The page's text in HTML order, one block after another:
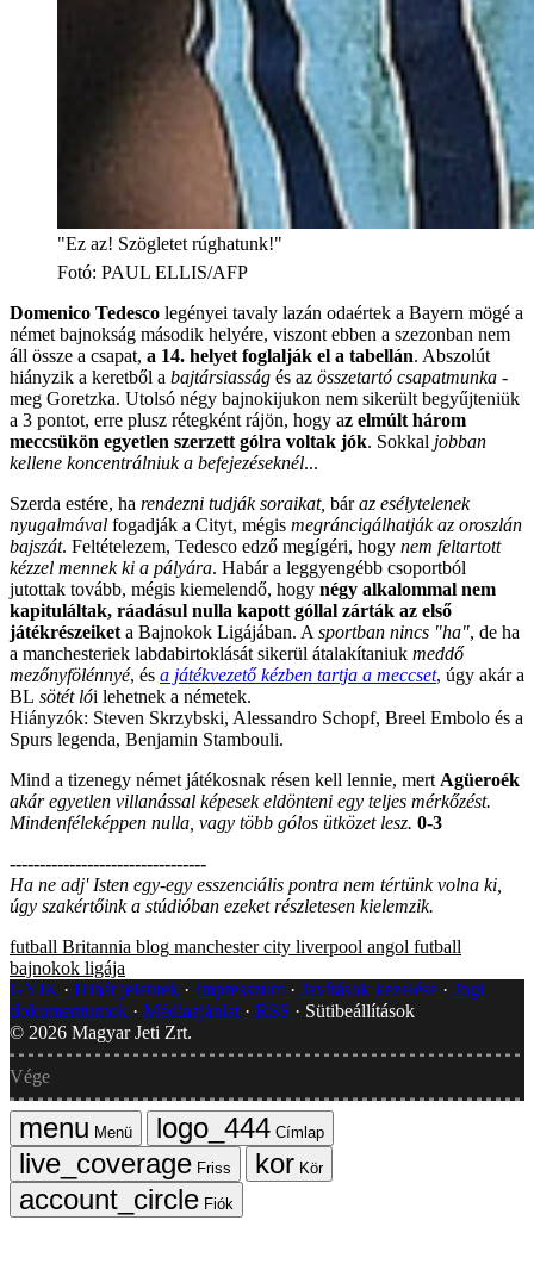
"Ez az! Szögletet rúghatunk!"
Fotó: PAUL ELLIS/AFP
Domenico Tedesco legényei tavaly lazán odaértek a Bayern mögé a
német bajnokság második helyére, viszont ebben a szezonban nem
áll össze a csapat, a 14. helyet foglalják el a tabellán. Abszolút
hiányzik a keretből a bajtársiasság és az összetartó csapatmunka -
meg Goretzka. Utolsó négy bajnokijukon nem sikerült begyűjteniük
a 3 pontot, erre plusz rétegként rájön, hogy az elmúlt három
meccsükön egyetlen szerzett gólra voltak jók. Sokkal jobban
kellene koncentrálniuk a befejezéseknél...
Szerda estére, ha rendezni tudják soraikat, báraz esélytelenek
nyugalmával fogadják a Cityt, mégis megráncigálhatják az oroszlán
bajszát. Feltételezem, Tedesco edző megígéri, hogy nem feltartott
kézzel mennek ki a pályára. Habár a leggyengébb csoportból
jutottak tovább, mégis kiemelendő, hogy négy alkalommal nem
kapituláltak, ráadásul nulla kapott góllal zárták az első
játékrészeiket a Bajnokok Ligájában. A sportban nincs "ha", de ha
a manchesteriek labdabirtoklását sikerül átalakítaniuk meddő
mezőnyfölénnyé, és a játékvezető kézben tartja a meccset, úgy akár a
BL sötét lói lehetnek a németek.
Hiányzók: Steven Skrzybski, Alessandro Schopf, Breel Embolo és a
Spurs legenda, Benjamin Stambouli.
Mind a tizenegy német játékosnak résen kell lennie, mert Agüeroék
akár egyetlen villanással képesek eldönteni egy teljes mérkőzést.
Mindenféleképpen nulla, vagy több gólos ütközet lesz. 0-3
---------------------------------
Ha ne adj' Isten egy-egy esszenciális pontra nem tértünk volna ki,
úgy szakértőink a stúdióban ezeket részletesen kielemzik.
futball Britannia blog manchester city liverpool angol futball
bajnokok ligája
GYIK
Hibát jelentek Impresszum Javítások kezelése
Jogi
dokumentumok
Médiaajánlat RSS
Sütibeállítások
© 2026 Magyar Jeti Zrt.
Vége
Menü
Címlap
Friss
Kör
Fiók